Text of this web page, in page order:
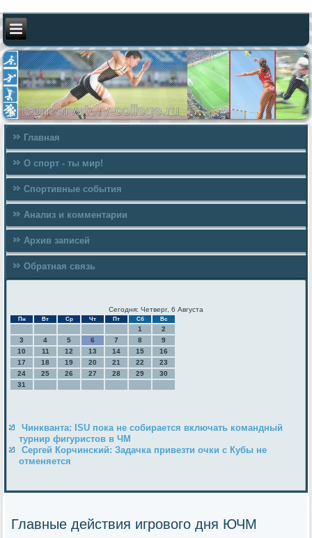
Главная
О спорт - ты мир!
Спортивные события
Анализ и комментарии
Архив записей
Обратная связь
Сегодня: Четверг, 6 Августа
Пн Вт Ср Чт Пт Сб Вс
1
2
3
4 5 6 7 8
9
10
11 12 13 14 15
16
17
18 19 20 21 22
23
24
25 26 27 28 29
30
31
Чинкванта: ISU пока не собирается включать командный
турнир фигуристов в ЧМ
Сергей Корчинский: Задачка привезти очки с Кубы не
отменяется
Главные действия игрового дня ЮЧМ